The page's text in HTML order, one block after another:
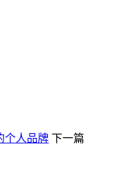
个人品牌 下一篇